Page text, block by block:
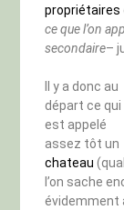
propriétaires
ce que l’on
secondaire–
Il y a donc au
départ ce qui
est appelé
assez tôt un
chateau
l’on sache
évidemment